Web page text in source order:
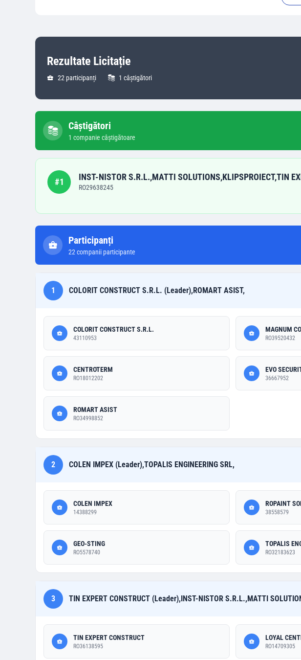
Rezultate Licitație
22 participanți 1 câștigători
Câștigători
1 companie câștigătoare
#1 INST-NISTOR S.R.L.,MATTI SOLUTIONS,KLIPSPROIECT,TIN
RO29638245
Participanți
22 companii participante
1 COLORIT CONSTRUCT S.R.L. (Leader),ROMART ASIST,
COLORIT CONSTRUCT S.R.L.
43110953
MAGNUM
RO39520432
CENTROTERM
RO18012202
EVO
36667952
ROMART ASIST
RO34998852
2 COLEN IMPEX (Leader),TOPALIS ENGINEERING SRL,
COLEN IMPEX
14388299
ROPAINT
38558579
GEO-STING
RO5578740
TOPALIS
RO32183623
3 TIN EXPERT CONSTRUCT (Leader),INST-NISTOR S.R.L.,MATTI
TIN EXPERT CONSTRUCT
RO36138595
LOYAL
RO14709305